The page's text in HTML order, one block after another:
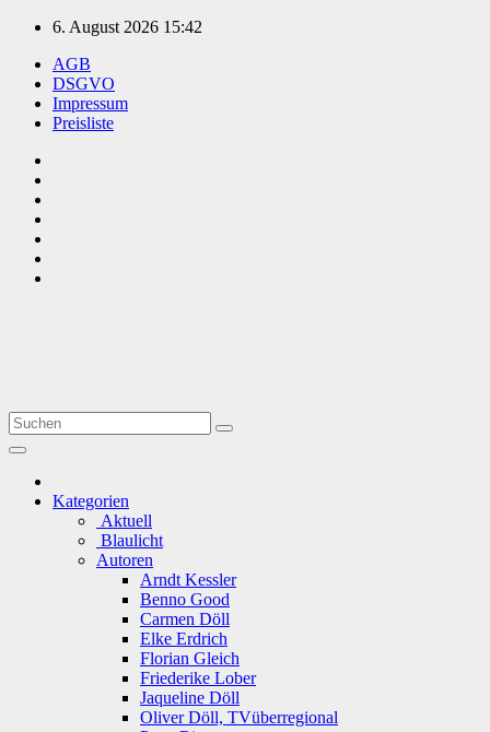
Zum
springen
6. August 2026 15:42
AGB
DSGVO
Impressum
Preisliste
Kategorien
Aktuell
Blaulicht
Autoren
Arndt Kessler
Benno Good
Carmen Döll
Elke Erdrich
Florian Gleich
Friederike Lober
Jaqueline Döll
Oliver Döll, TVüberregional